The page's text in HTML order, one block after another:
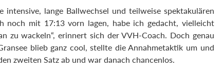
lange Ballwechsel und teilweise spektakulären
noch mit 17:13 vorn lagen, habe ich gedacht, vielleicht
zu wackeln“, erinnert sich der VVH-Coach. Doch genau
blieb ganz cool, stellte die Annahmetaktik um und
zweiten Satz ab und war danach chancenlos.